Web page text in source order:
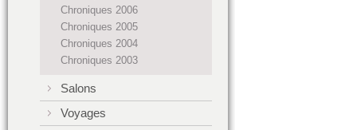
Chroniques 2006
Chroniques 2005
Chroniques 2004
Chroniques 2003
Salons
Voyages